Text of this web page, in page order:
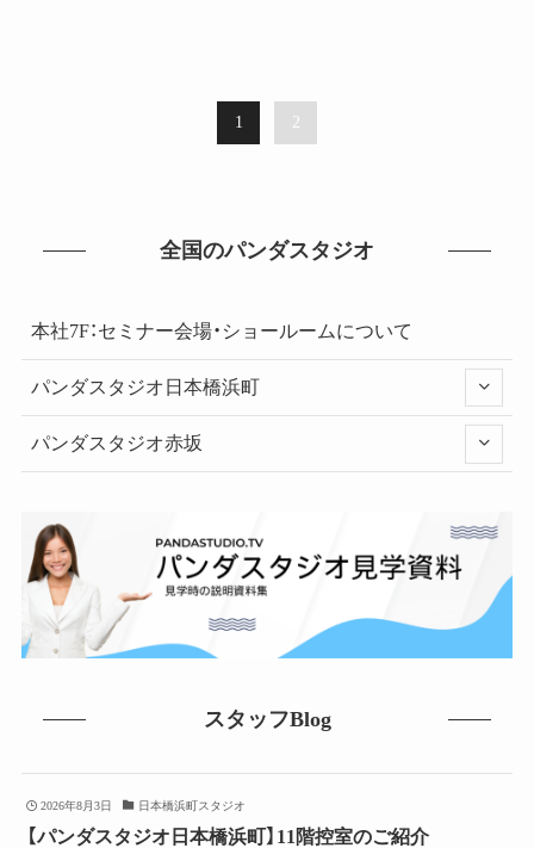
1 2
全国のパンダスタジオ
本社7F：セミナー会場・ショールームについて
パンダスタジオ日本橋浜町
パンダスタジオ赤坂
スタッフBlog
2026年8月3日 日本橋浜町スタジオ
【パンダスタジオ日本橋浜町】11階控室のご紹介